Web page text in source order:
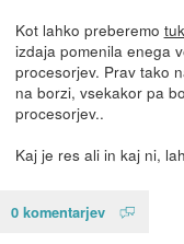
Kot lahko preberemo
izdaja pomenila enega
procesorjev. Prav tako
na borzi, vsekakor pa
procesorjev..
Kaj je res ali in kaj ni,
0 komentarjev